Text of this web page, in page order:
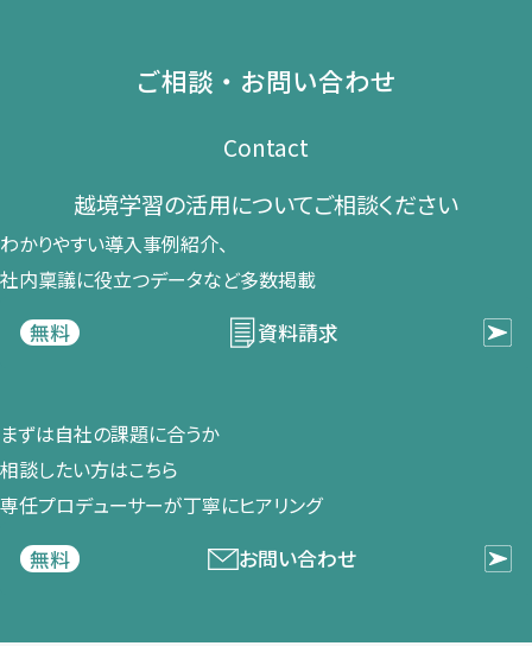
ご相談・お問い合わせ
Contact
越境学習の​活用に​ついて​ご相談ください​
わかりやすい導入事例紹介、​
社内稟議に​役立つデータなど​多数掲載
無料
資料請求
まずは​自社の​課題に​合うか​
相談したい方は​こちら
専任プロデューサーが​丁寧に​ヒアリング
無料
お問い合わせ